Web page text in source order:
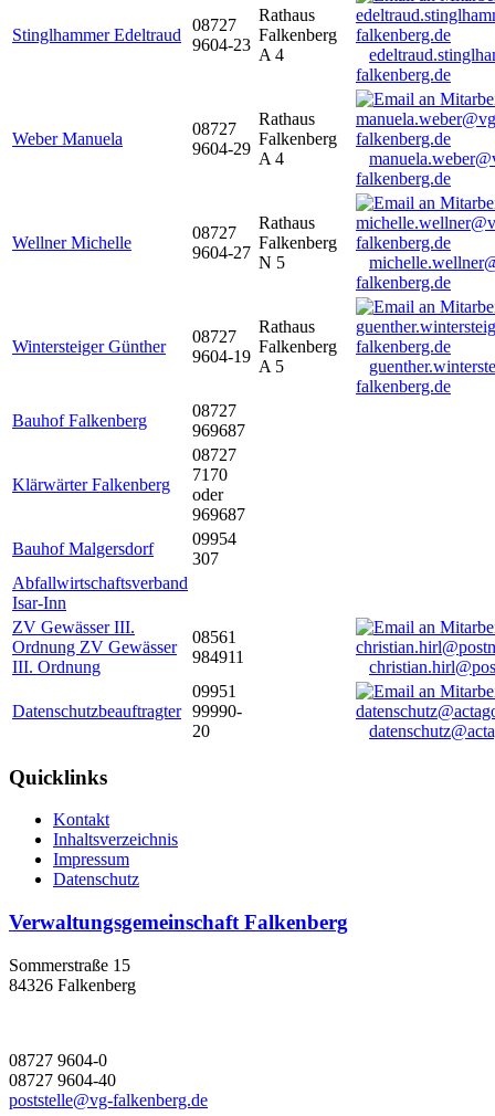
Stinglhammer Edeltraud
08727
9604-23
Rathaus
Falkenberg
A 4
falkenberg.de
Weber Manuela
08727
9604-29
Rathaus
Falkenberg
A 4
falkenberg.de
Wellner Michelle
08727
9604-27
Rathaus
Falkenberg
N 5
falkenberg.de
Wintersteiger Günther
08727
9604-19
Rathaus
Falkenberg
A 5
falkenberg.de
Bauhof Falkenberg
08727
969687
Klärwärter Falkenberg
08727
7170
oder
969687
Bauhof Malgersdorf
09954
307
Abfallwirtschaftsverband
Isar-Inn
ZV Gewässer III.
Ordnung ZV Gewässer
III. Ordnung
08561
984911
Datenschutzbeauftragter
09951
99990-
20
Quicklinks
Kontakt
Inhaltsverzeichnis
Impressum
Datenschutz
Verwaltungsgemeinschaft Falkenberg
Sommerstraße 15
84326 Falkenberg
08727 9604-0
08727 9604-40
poststelle@vg-falkenberg.de